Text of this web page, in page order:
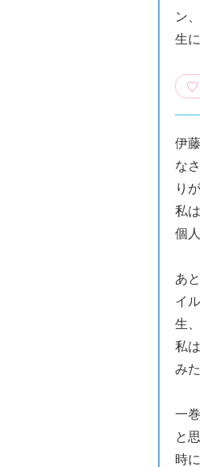
ン
生
伊
な
り
私
個
あ
イ
生
私
み
一
と
時